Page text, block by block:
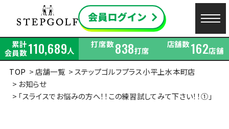
累計
会員数110,689人
打席数838打席
店舗数162店舗
TOP
店舗一覧
ステップゴルフプラス小平上水本町店
お知らせ
「スライスでお悩みの方へ！！この練習試してみて下さい！！①」